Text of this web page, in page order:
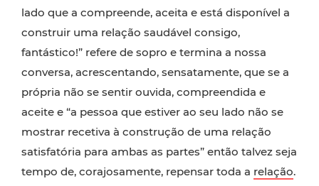
lado que a compreende, aceita e está disponível a
construir uma relação saudável consigo,
fantástico!” refere de sopro e termina a nossa
conversa, acrescentando, sensatamente, que se a
própria não se sentir ouvida, compreendida e
aceite e “a pessoa que estiver ao seu lado não se
mostrar recetiva à construção de uma relação
satisfatória para ambas as partes” então talvez seja
tempo de, corajosamente, repensar toda a relação.